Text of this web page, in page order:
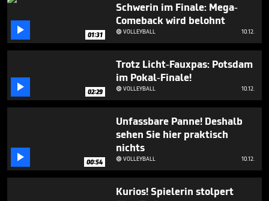
 01:31
Schwerin im Finale: Mega-
Comeback wird belohnt
VOLLEYBALL 10.12.
 02:29
Trotz Licht-Fauxpas: Potsdam
im Pokal-Finale!
VOLLEYBALL 10.12.
 00:54
Unfassbare Panne! Deshalb
sehen Sie hier praktisch
nichts
VOLLEYBALL 10.12.
Kurios! Spielerin stolpert